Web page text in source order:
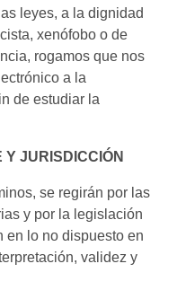
leyes, a la dignidad
xenófobo o de
rogamos que nos
a la
de estudiar la
JURISDICCIÓN
se regirán por las
y por la legislación
en lo no dispuesto en
validez y